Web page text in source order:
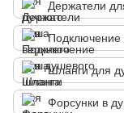
Держатели
Подключение
Шланги для
Форсунки в